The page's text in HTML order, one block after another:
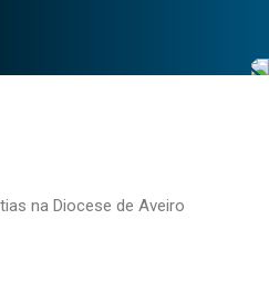
na Diocese de Aveiro